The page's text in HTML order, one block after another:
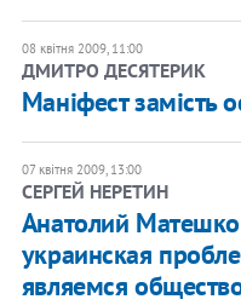
08 квітня 2009, 11:00
ДМИТРО ДЕСЯТЕРИК
Маніфест замість
07 квітня 2009, 13:00
СЕРГЕЙ НЕРЕТИН
Анатолий
украинская
являемся